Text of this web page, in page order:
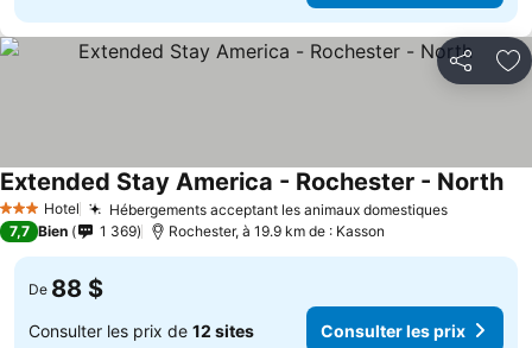
Partager
3 ÉtoilesHotel Hébergements acceptant les animaux domestiques
Extended Stay America - Rochester - North
7,7 Bien 1 369 Rochester, à 19.9 km de : Kasson
De 88 $
Consulter les prix de 12 sites Consulter les prix